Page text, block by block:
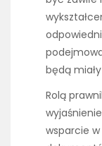
będą
Rolą
wsparcie